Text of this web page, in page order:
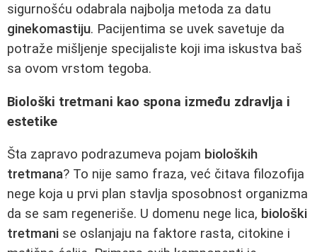
sigurnošću odabrala najbolja metoda za datu
ginekomastiju. Pacijentima se uvek savetuje da
potraže mišljenje specijaliste koji ima iskustva baš
sa ovom vrstom tegoba.
Biološki tretmani kao spona između zdravlja i
estetike
Šta zapravo podrazumeva pojam bioloških
tretmana? To nije samo fraza, već čitava filozofija
nege koja u prvi plan stavlja sposobnost organizma
da se sam regeneriše. U domenu nege lica, biološki
tretmani se oslanjaju na faktore rasta, citokine i